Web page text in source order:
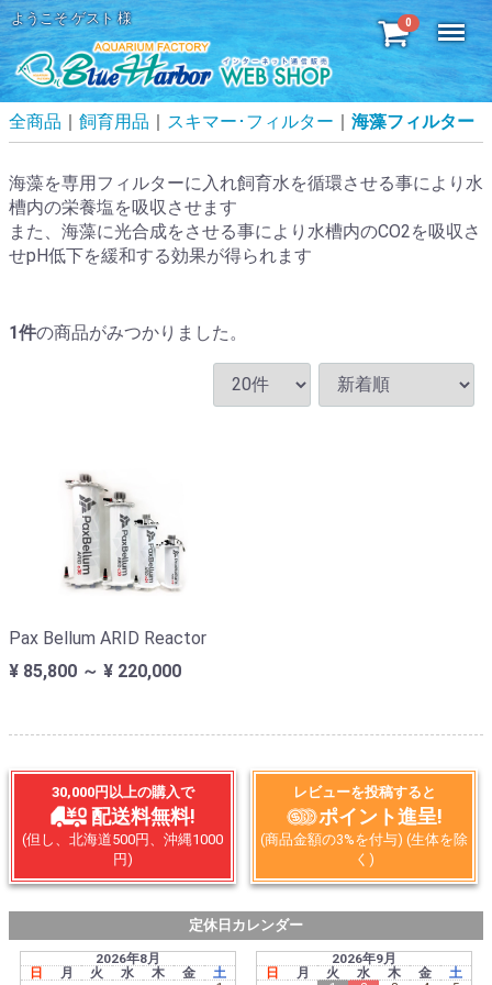
0
ようこそ ゲスト 様 Menu
全商品 飼育用品 スキマー･フィルター 海藻フィルター
海藻を専用フィルターに入れ飼育水を循環させる事により水
槽内の栄養塩を吸収させます
また、海藻に光合成をさせる事により水槽内のCO2を吸収さ
せpH低下を緩和する効果が得られます
1件の商品がみつかりました。
Pax Bellum ARID Reactor
¥ 85,800 ～ ¥ 220,000
30,000円以上の購入で
配送料無料!
(但し、北海道500円、沖縄1000
円)
レビューを投稿すると
ポイント進呈!
(商品金額の3%を付与) (生体を除
く)
定休日カレンダー
2026年8月
日
月 火 水 木 金
土
2026年9月
日
月 火 水 木 金
土